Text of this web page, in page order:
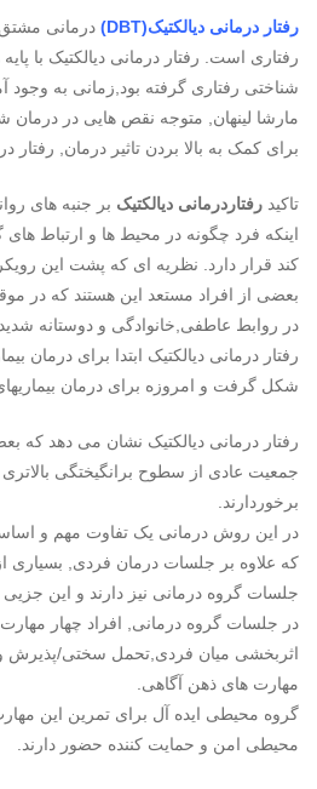
رفتار درمانی دیالکتیک(DBT)
درمانی
رفتاری است. رفتار درمانی دیالکتیک با
شناختی رفتاری گرفته بود,زمانی به وجود
برای کمک به بالا بردن تاثیر درمان, رفتار
تاکید رفتاردرمانی دیالکتیک بر جنبه های
اینکه فرد چگونه در محیط ها و ارتباط های
کند قرار دارد. نظریه ای که پشت این
بعضی از افراد مستعد این هستند که در
در روابط عاطفی,خانوادگی و دوستانه
رفتار درمانی دیالکتیک ابتدا برای درمان
شکل گرفت و امروزه برای درمان
رفتار درمانی دیالکتیک نشان می دهد که
جمعیت عادی از سطوح برانگیختگی
برخوردارند.
در این روش درمانی یک تفاوت مهم و
که علاوه بر جلسات درمان فردی, بسیاری
جلسات گروه درمانی نیز دارند و این
در جلسات گروه درمانی, افراد چهار
اثربخشی میان فردی,تحمل سختی/پذیرش
مهارت های ذهن آگاهی.
گروه محیطی ایده آل برای تمرین این
محیطی امن و حمایت کننده حضور دارند.